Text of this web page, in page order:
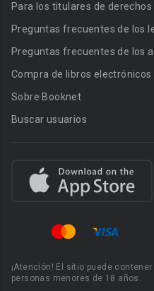
Para los titulares de
Preguntas frecuentes de los
Preguntas frecuentes de los
Compra de libros electrónicos
Sobre Booknet
Buscar usuarios
¡Atención! El sitio puede
personas menores de 18 años.